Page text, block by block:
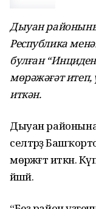
Дыуан
Республика
булған
мөрәжәғәт итеп,
иткән.
Дыуан
селтәрҙә
мөрәжәғәт иткән.
йәшәй.